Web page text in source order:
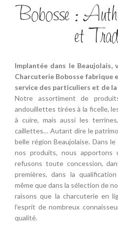
Bobosse :
et
Implantée dans le Beaujolais,
Charcuterie Bobosse fabrique
service des particuliers et de
Notre assortiment de
andouillettes tirées à la ficelle,
à cuire, mais aussi les
caillettes… Autant dire le
belle région Beaujolaise. Dans
nos produits, nous
refusons toute concession,
premières, dans la
même que dans la sélection de
raisons que la charcuterie en
l’esprit de nombreux
qualité.